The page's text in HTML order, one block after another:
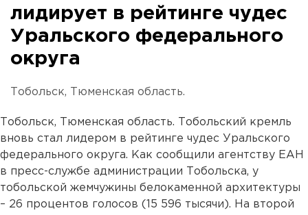
лидирует в рейтинге чудес
Уральского федерального
округа
Тобольск, Тюменская область.
Тобольск, Тюменская область. Тобольский кремль
вновь стал лидером в рейтинге чудес Уральского
федерального округа. Как сообщили агентству ЕАН
в пресс-службе администрации Тобольска, у
тобольской жемчужины белокаменной архитектуры
– 26 процентов голосов (15 596 тысячи). На второй